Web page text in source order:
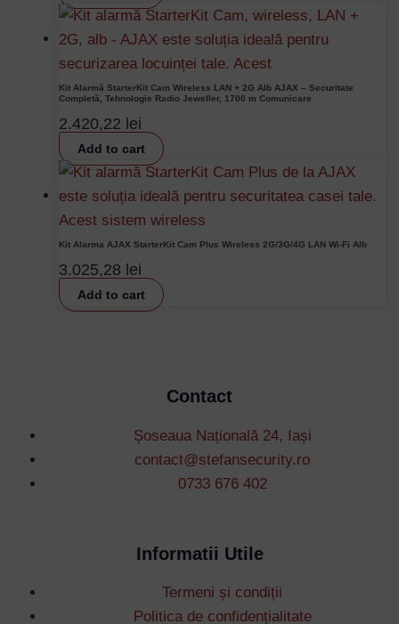
Kit Alarmă StarterKit Cam Wireless LAN + 2G Alb AJAX – Securitate
Completă, Tehnologie Radio Jeweller, 1700 m Comunicare
2.420,22 lei
Add to cart
Kit Alarma AJAX StarterKit Cam Plus Wireless 2G/3G/4G LAN Wi-Fi Alb
3.025,28 lei
Add to cart
Contact
Șoseaua Națională 24, Iași
contact@stefansecurity.ro
0733 676 402
Informatii Utile
Termeni și condiții
Politica de confidențialitate